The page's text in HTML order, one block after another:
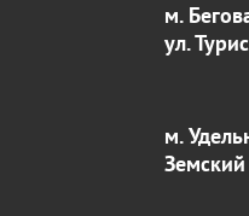
м.
ул.
м.